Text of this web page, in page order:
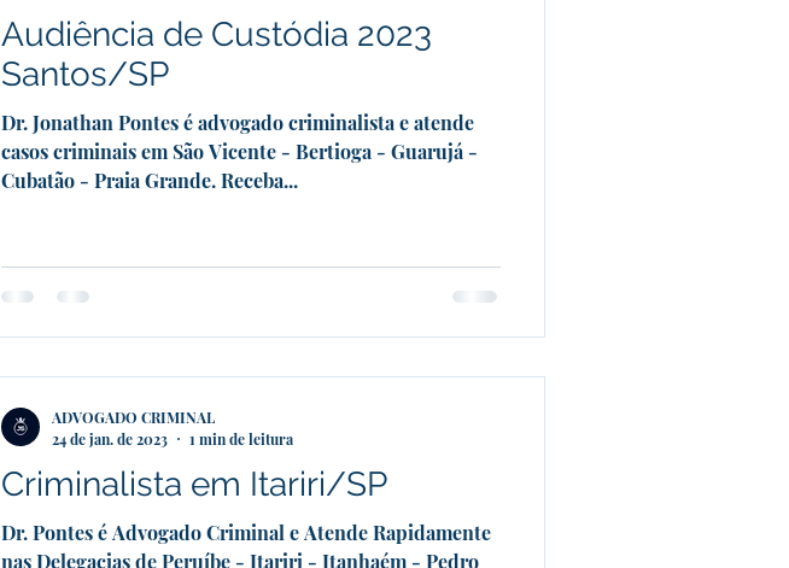
Audiência de Custódia 2023
Santos/SP
Dr. Jonathan Pontes é advogado criminalista e atende
casos criminais em São Vicente - Bertioga - Guarujá -
Cubatão - Praia Grande. Receba...
Criminalista em Itariri/SP
Dr. Pontes é Advogado Criminal e Atende Rapidamente
nas Delegacias de Peruíbe - Itariri - Itanhaém - Pedro
ADVOGADO CRIMINAL
24 de jan. de 2023
1 min de leitura